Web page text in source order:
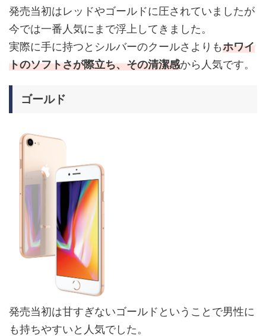
発売当初はレッドやゴールドに圧されていましたが
今では一番人気にまで浮上してきました。
実際に手に持つとシルバーのクールさよりもホワイ
トのソフトさが際立ち、その清潔感から人気です。
ゴールド
発売当初は甘すぎないゴールドということで男性に
も持ちやすいと人気でした。